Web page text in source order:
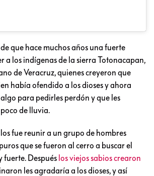
que hace muchos años una fuerte
a los indígenas de la sierra Totonacapan,
de Veracruz, quienes creyeron que
había ofendido a los dioses y ahora
para pedirles perdón y que les
de lluvia.
fue reunir a un grupo de hombres
que se fueron al cerro a buscar el
fuerte. Después los viejos sabios crearon
les agradaría a los dioses, y así